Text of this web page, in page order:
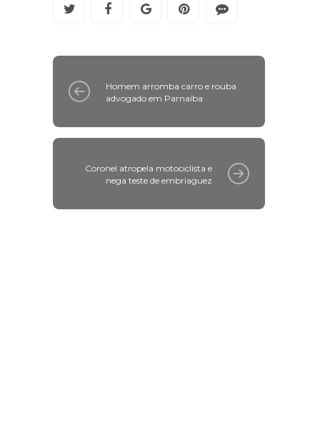
Homem arromba carro e rouba
advogado em Parnaíba
Coronel atropela motociclista e
nega teste de embriaguez